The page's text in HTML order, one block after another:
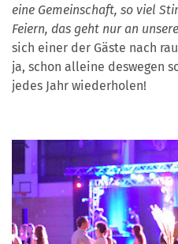
eine Gemeinschaft, so viel
Feiern, das geht nur an
sich einer der Gäste nach
ja, schon alleine deswegen
jedes Jahr wiederholen!